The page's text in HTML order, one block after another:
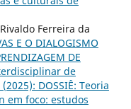
Ferreira da
E O DIALOGISMO
DE
de
DOSSIÊ: Teoria
em foco: estudos